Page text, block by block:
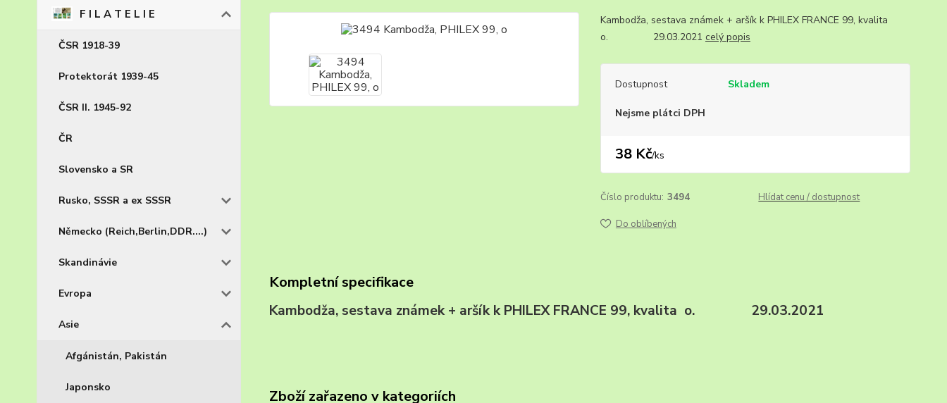
F I L A T E L I E
ČSR 1918-39
Protektorát 1939-45
ČSR II. 1945-92
ČR
Slovensko a SR
Rusko, SSSR a ex SSSR
Německo (Reich,Berlin,DDR....)
Skandinávie
Evropa
Asie
Afgánistán, Pakistán
Japonsko
Kambodža, sestava známek + aršík k PHILEX FRANCE 99, kvalita
o. 29.03.2021 celý popis
Dostupnost Skladem
Nejsme plátci DPH
38 Kč/ks
Číslo produktu: 3494 Hlídat cenu / dostupnost
Do oblíbených
Kompletní specifikace
Kambodža, sestava známek + aršík k PHILEX FRANCE 99, kvalita o. 29.03.2021
Zboží zařazeno v kategoriích